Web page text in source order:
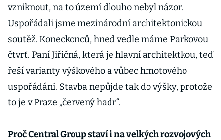
vzniknout, na to území dlouho nebyl názor.
Uspořádali jsme mezinárodní architektonickou
soutěž. Koneckonců, hned vedle máme Parkovou
čtvrť. Paní Jiřičná, která je hlavní architektkou, teď
řeší varianty výškového a vůbec hmotového
uspořádání. Stavba nepůjde tak do výšky, protože
to je v Praze „červený hadr“.
Proč Central Group staví i na velkých rozvojových